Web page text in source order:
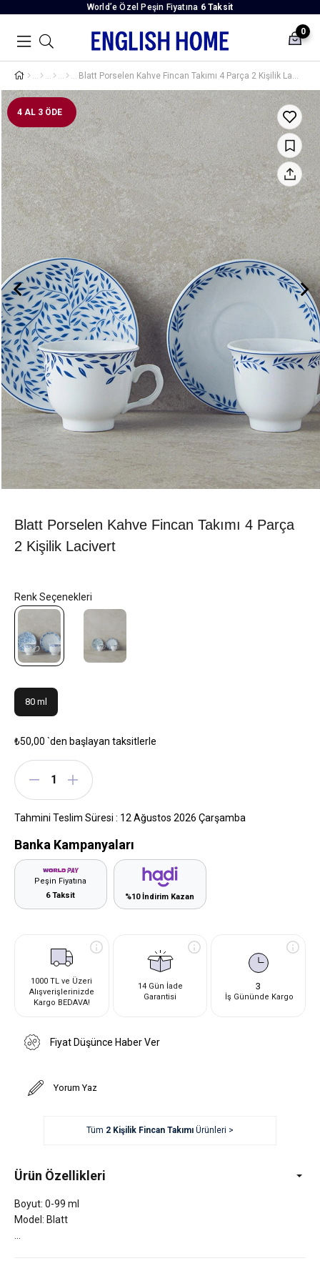
World’e Özel Peşin Fiyatına 6 Taksit
0
Blatt Porselen Kahve Fincan Takımı 4 Parça 2 Kişilik Lacivert
4 AL 3 ÖDE
Blatt Porselen Kahve Fincan Takımı 4 Parça
2 Kişilik Lacivert
80 ml
₺50,00 `den başlayan taksitlerle
Tahmini Teslim Süresi : 12 Ağustos 2026 Çarşamba
Banka Kampanyaları
Peşin Fiyatına
6 Taksit
%10 İndirim Kazan
1000 TL ve Üzeri
Alışverişlerinizde
Kargo BEDAVA!
14 Gün İade
Garantisi
3
İş Gününde Kargo
Fiyat Düşünce Haber Ver
Yorum Yaz
Tüm 2 Kişilik Fincan TakımıÜrünleri >
Ürün Özellikleri
Boyut: 0-99 ml
Model: Blatt